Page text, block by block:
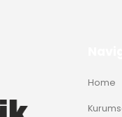
Home